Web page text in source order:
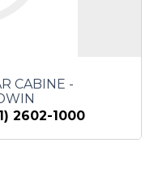
CABINE -
2602-1000